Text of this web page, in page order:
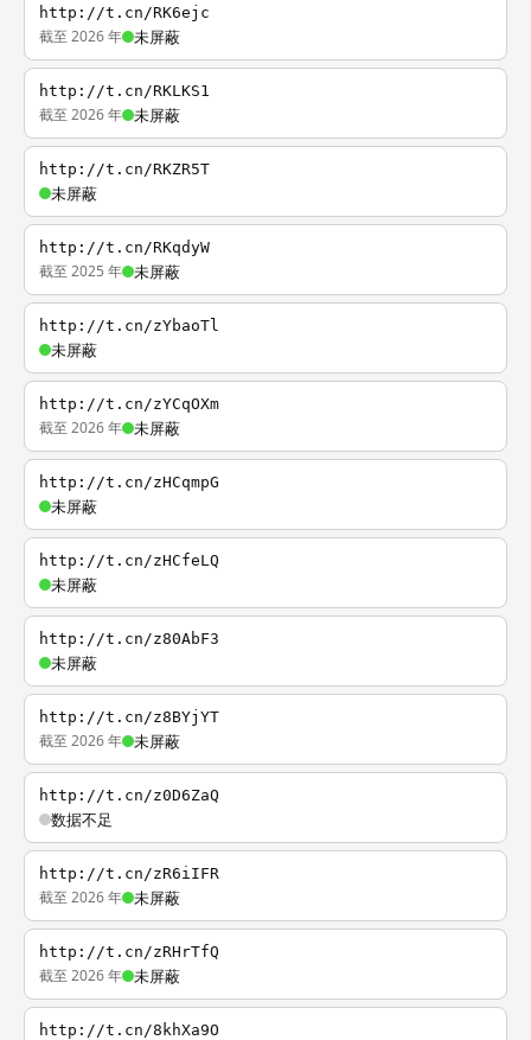
http://t.cn/RK6ejc
截至 2026 年 未屏蔽
http://t.cn/RKLKS1
截至 2026 年 未屏蔽
http://t.cn/RKZR5T
未屏蔽
http://t.cn/RKqdyW
截至 2025 年 未屏蔽
http://t.cn/zYbaoTl
未屏蔽
http://t.cn/zYCqOXm
截至 2026 年 未屏蔽
http://t.cn/zHCqmpG
未屏蔽
http://t.cn/zHCfeLQ
未屏蔽
http://t.cn/z80AbF3
未屏蔽
http://t.cn/z8BYjYT
截至 2026 年 未屏蔽
http://t.cn/z0D6ZaQ
数据不足
http://t.cn/zR6iIFR
截至 2026 年 未屏蔽
http://t.cn/zRHrTfQ
截至 2026 年 未屏蔽
http://t.cn/8khXa9O